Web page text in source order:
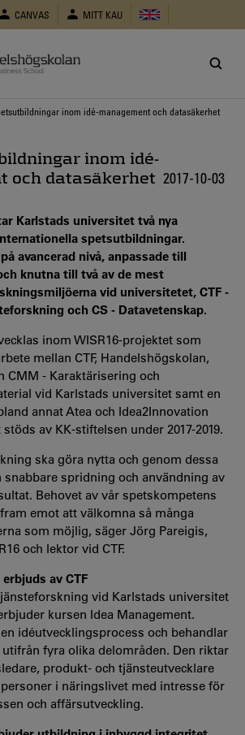
CANVAS MITT KAU
inom idé-management och datasäkerhet
inom idé-
och datasäkerhet 2017-10-03
Karlstads universitet två nya
spetsutbildningar.
avancerad nivå, anpassade till
knutna till två av de mest
vid universitetet, CTF -
och CS - Datavetenskap.
inom WISR16-projektet som
mellan CTF, Handelshögskolan,
CMM - Karaktärisering och
vid Karlstads universitet samt en
annat Atea och Idea2Innovation
av KK-stiftelsen under 2017-2019.
ska göra nytta och genom dessa
snabbare spridning och användning av
Behovet av vår spetskompetens
emot att välkomna så många
som möjlig, säger Jörg Pareigis,
och lektor vid CTF.
av CTF
vid Karlstads universitet
kursen Idea Management.
idéutvecklingsprocess och behandlar
fyra olika delområden. Den riktar
produkt- och tjänsteutvecklare
i näringslivet med intresse för
och affärsutveckling.